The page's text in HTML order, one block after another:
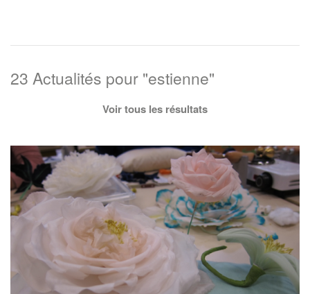
23 Actualités pour "estienne"
Voir tous les résultats